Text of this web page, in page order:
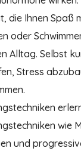
die Ihnen Spaß
oder
Alltag. Selbst
Stress
wie
und